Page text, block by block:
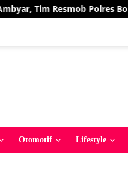
Bolmut Bekuk Pelaku
Otomotif Lifestyle